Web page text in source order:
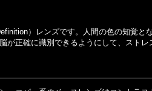
）レンズです。人間の色の知覚と
が正確に識別できるようにして、スト